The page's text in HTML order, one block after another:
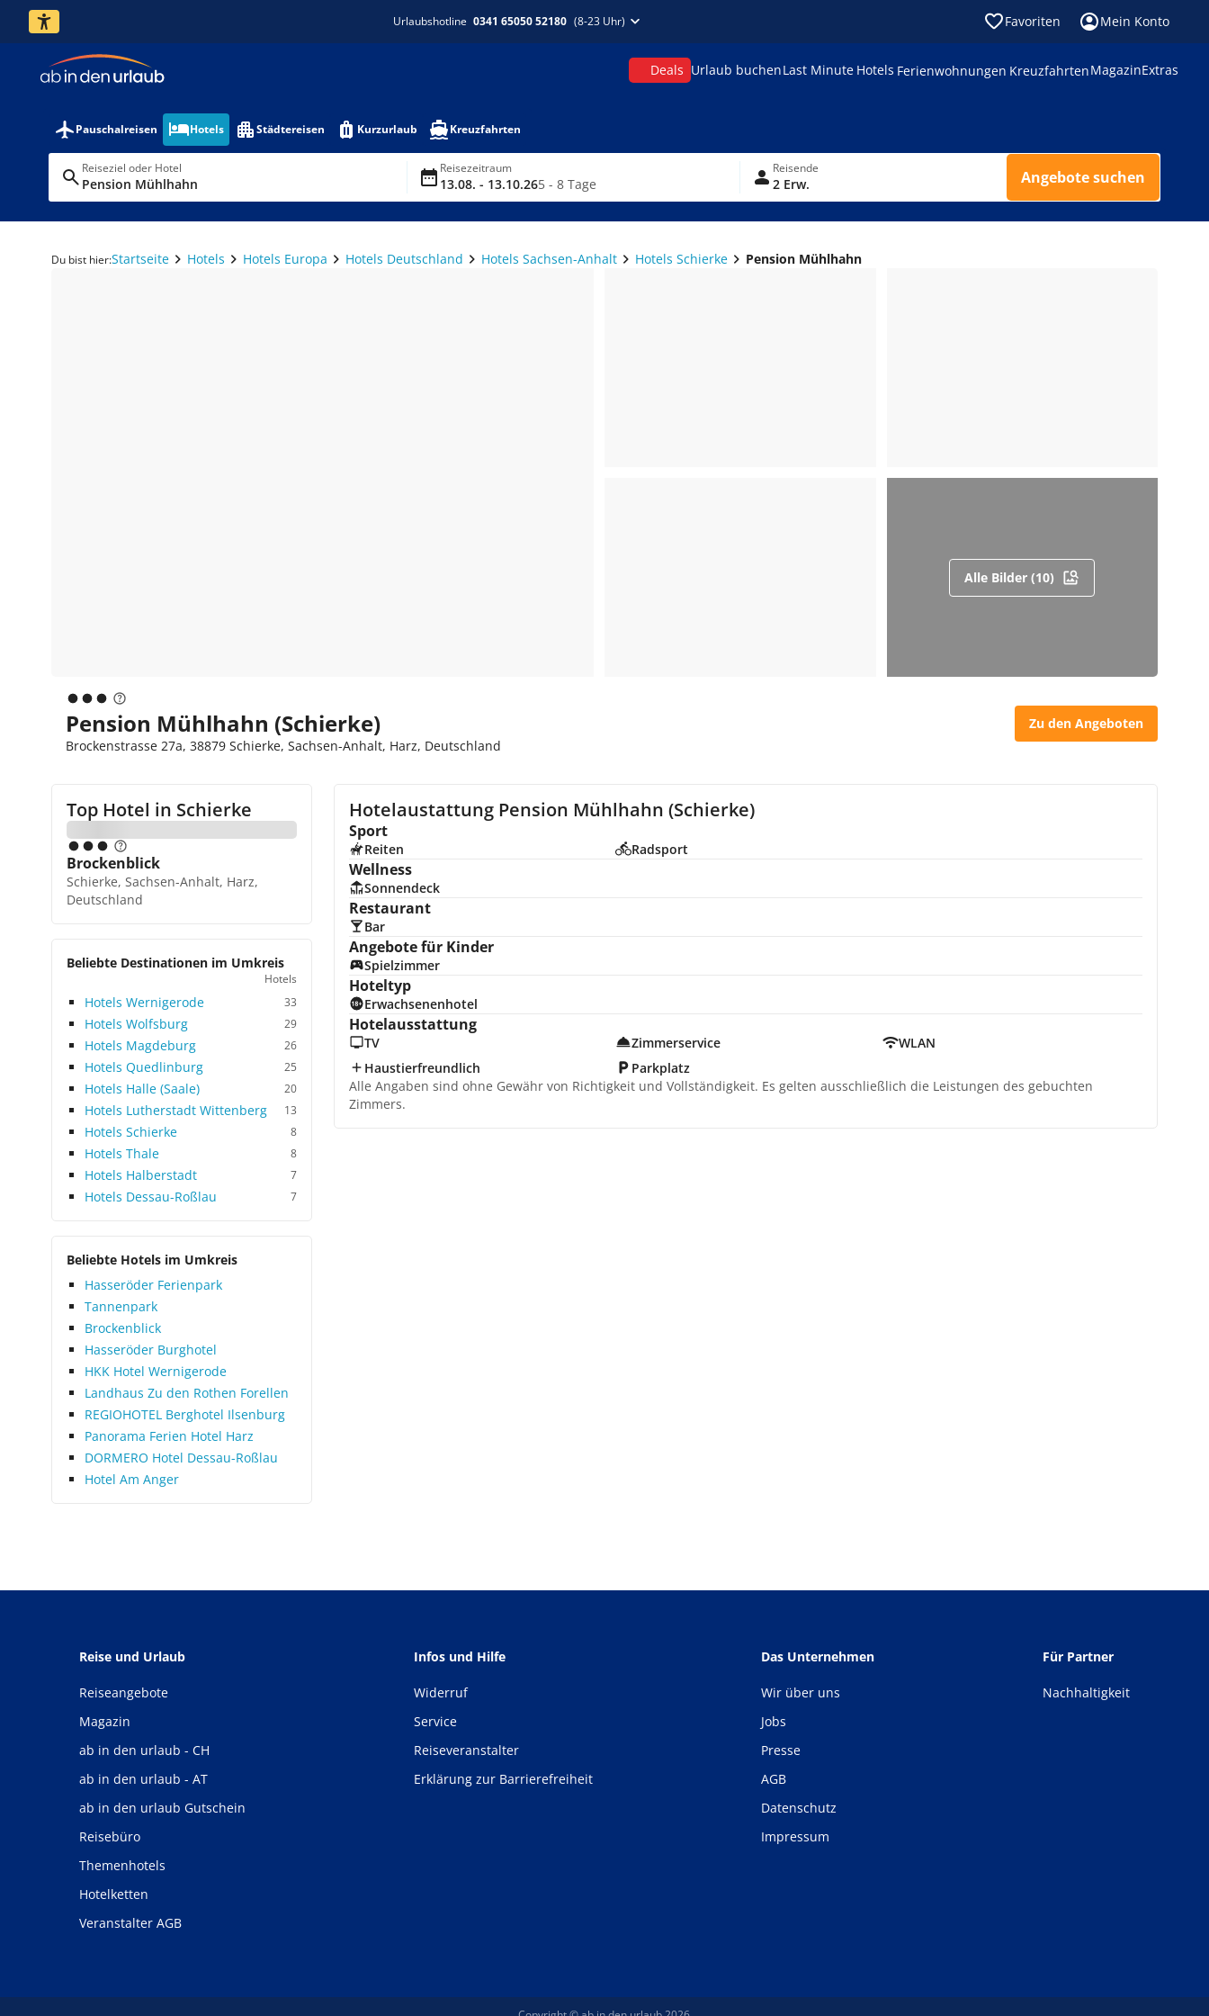
Urlaubshotline 0341 65050 52180 (8-23 Uhr) Favoriten Mein Konto
Deals Urlaub buchenLast Minute Hotels Ferienwohnungen KreuzfahrtenMagazinExtras
Pauschalreisen Hotels Städtereisen Kurzurlaub Kreuzfahrten
Reiseziel oder Hotel
Pension Mühlhahn
Reisezeitraum
13.08. - 13.10.265 - 8 Tage
Reisende
2 Erw. Angebote suchen
Du bist hier:Startseite Hotels Hotels Europa Hotels Deutschland Hotels Sachsen-Anhalt Hotels Schierke Pension Mühlhahn
Alle Bilder (10)
Pension Mühlhahn (Schierke)
Brockenstrasse 27a, 38879 Schierke, Sachsen-Anhalt, Harz, Deutschland
Zu den Angeboten
Top Hotel in Schierke
Brockenblick
Schierke, Sachsen-Anhalt, Harz,
Deutschland
Beliebte Destinationen im Umkreis
Hotels
Hotels Wernigerode 33
Hotels Wolfsburg 29
Hotels Magdeburg 26
Hotels Quedlinburg 25
Hotels Halle (Saale) 20
Hotels Lutherstadt Wittenberg 13
Hotels Schierke 8
Hotels Thale 8
Hotels Halberstadt 7
Hotels Dessau-Roßlau 7
Beliebte Hotels im Umkreis
Hasseröder Ferienpark
Tannenpark
Brockenblick
Hasseröder Burghotel
HKK Hotel Wernigerode
Landhaus Zu den Rothen Forellen
REGIOHOTEL Berghotel Ilsenburg
Panorama Ferien Hotel Harz
DORMERO Hotel Dessau-Roßlau
Hotel Am Anger
Hotelaustattung Pension Mühlhahn (Schierke)
Sport
Reiten Radsport
Wellness
Sonnendeck
Restaurant
Bar
Angebote für Kinder
Spielzimmer
Hoteltyp
Erwachsenenhotel
Hotelausstattung
TV Zimmerservice
WLAN
Haustierfreundlich
Parkplatz
Alle Angaben sind ohne Gewähr von Richtigkeit und Vollständigkeit. Es gelten ausschließlich die Leistungen des gebuchten
Zimmers.
Reise und Urlaub
Reiseangebote
Magazin
ab in den urlaub - CH
ab in den urlaub - AT
ab in den urlaub Gutschein
Reisebüro
Themenhotels
Hotelketten
Veranstalter AGB
Infos und Hilfe
Widerruf
Service
Reiseveranstalter
Erklärung zur Barrierefreiheit
Das Unternehmen
Wir über uns
Jobs
Presse
AGB
Datenschutz
Impressum
Für Partner
Nachhaltigkeit